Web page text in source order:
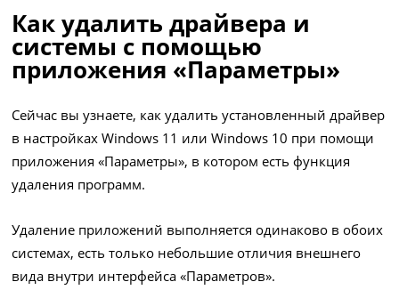
Как удалить драйвера и
системы с помощью
приложения «Параметры»
Сейчас вы узнаете, как удалить установленный драйвер
в настройках Windows 11 или Windows 10 при помощи
приложения «Параметры», в котором есть функция
удаления программ.
Удаление приложений выполняется одинаково в обоих
системах, есть только небольшие отличия внешнего
вида внутри интерфейса «Параметров».